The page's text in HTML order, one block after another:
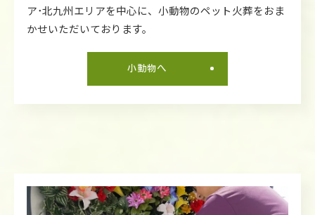
ア･北九州エリアを中心に、小動物のペット火葬をおま
かせいただいております。
小動物へ